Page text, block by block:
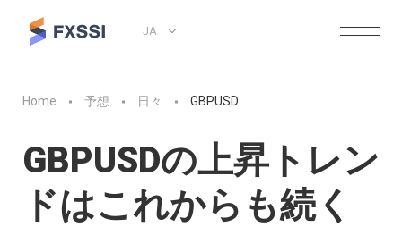
JA
Home 予想 日々 GBPUSD
GBPUSDの上昇トレン
ドはこれからも続く